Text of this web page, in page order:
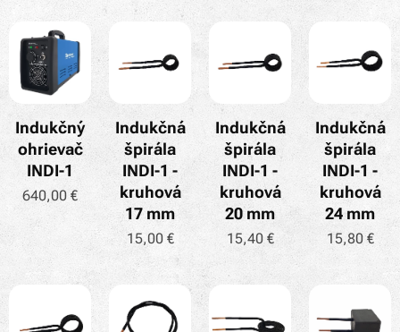
Indukčný
ohrievač
INDI-1
640,00 €
Indukčná
špirála
INDI-1 -
kruhová
17 mm
15,00€
Indukčná
špirála
INDI-1 -
kruhová
20 mm
15,40€
Indukčná
špirála
INDI-1 -
kruhová
24 mm
15,80€